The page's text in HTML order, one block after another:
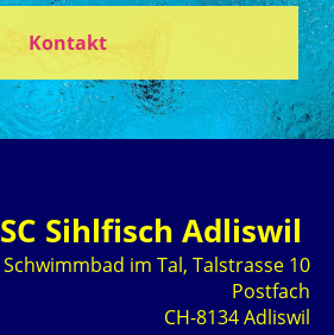
Kontakt
SC Sihlfisch Adliswil
Schwimmbad im Tal, Talstrasse 10
Postfach
CH-8134 Adliswil